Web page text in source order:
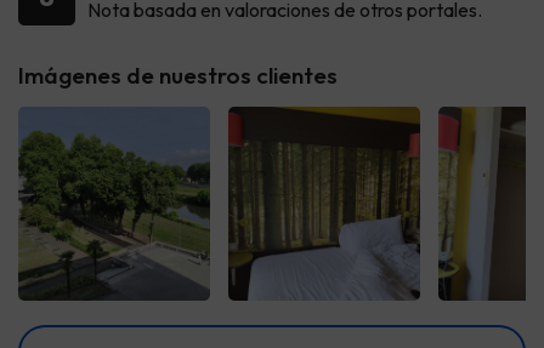
Nota basada en valoraciones de otros portales.
Imágenes de nuestros clientes